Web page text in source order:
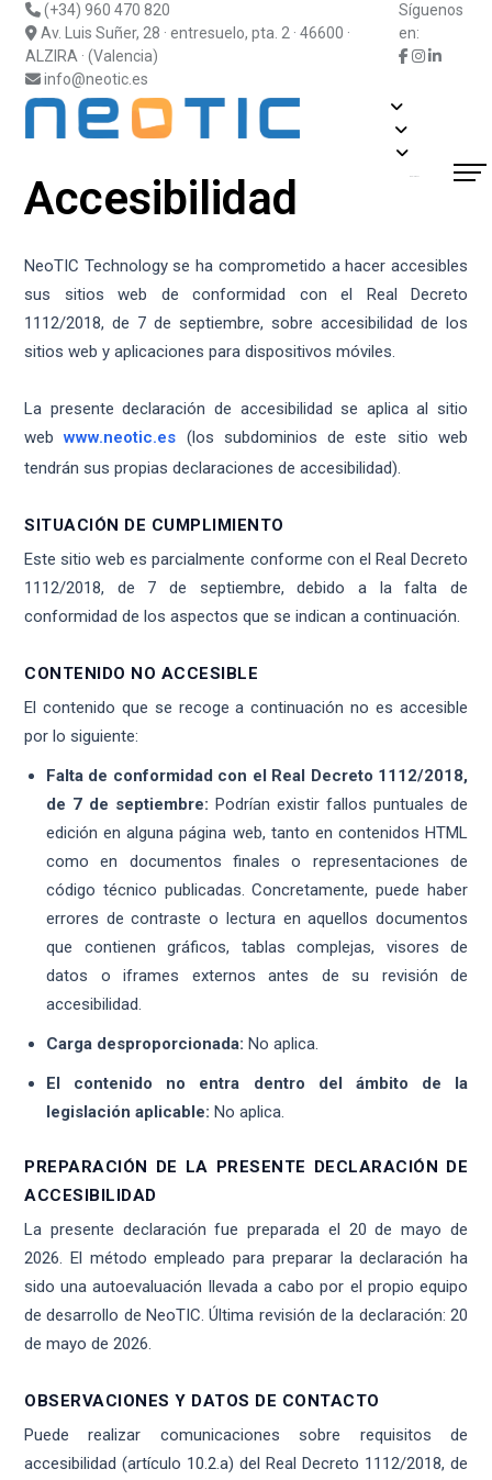
(+34) 960 470 820
Av. Luis Suñer, 28 · entresuelo, pta. 2 · 46600 ·
ALZIRA · (Valencia)
info@neotic.es
Síguenos
en:
Accesibilidad
NeoTIC Technology se ha comprometido a hacer accesibles
sus sitios web de conformidad con el Real Decreto
1112/2018, de 7 de septiembre, sobre accesibilidad de los
sitios web y aplicaciones para dispositivos móviles.
La presente declaración de accesibilidad se aplica al sitio
webwww.neotic.es (los subdominios de este sitio web
tendrán sus propias declaraciones de accesibilidad).
SITUACIÓN DE CUMPLIMIENTO
Este sitio web es parcialmente conforme con el Real Decreto
1112/2018, de 7 de septiembre, debido a la falta de
conformidad de los aspectos que se indican a continuación.
CONTENIDO NO ACCESIBLE
El contenido que se recoge a continuación no es accesible
por lo siguiente:
Falta de conformidad con el Real Decreto 1112/2018,
de 7 de septiembre: Podrían existir fallos puntuales de
edición en alguna página web, tanto en contenidos HTML
como en documentos finales o representaciones de
código técnico publicadas. Concretamente, puede haber
errores de contraste o lectura en aquellos documentos
que contienen gráficos, tablas complejas, visores de
datos o iframes externos antes de su revisión de
accesibilidad.
Carga desproporcionada: No aplica.
El contenido no entra dentro del ámbito de la
legislación aplicable: No aplica.
PREPARACIÓN DE LA PRESENTE DECLARACIÓN DE
ACCESIBILIDAD
La presente declaración fue preparada el 20 de mayo de
2026. El método empleado para preparar la declaración ha
sido una autoevaluación llevada a cabo por el propio equipo
de desarrollo de NeoTIC. Última revisión de la declaración: 20
de mayo de 2026.
OBSERVACIONES Y DATOS DE CONTACTO
Puede realizar comunicaciones sobre requisitos de
accesibilidad (artículo 10.2.a) del Real Decreto 1112/2018, de